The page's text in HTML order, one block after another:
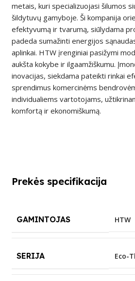
metais, kuri specializuojasi šilumos
šildytuvų gamyboje. Ši kompanija
efektyvumą ir tvarumą, siūlydama
padeda sumažinti energijos
aplinkai. HTW įrenginiai pasižymi
aukšta kokybe ir ilgaamžiškumu.
inovacijas, siekdama pateikti rinkai
sprendimus komercinėms
individualiems vartotojams,
komfortą ir ekonomiškumą.
Prekės specifikacija
GAMINTOJAS HTW
SERIJA Eco-